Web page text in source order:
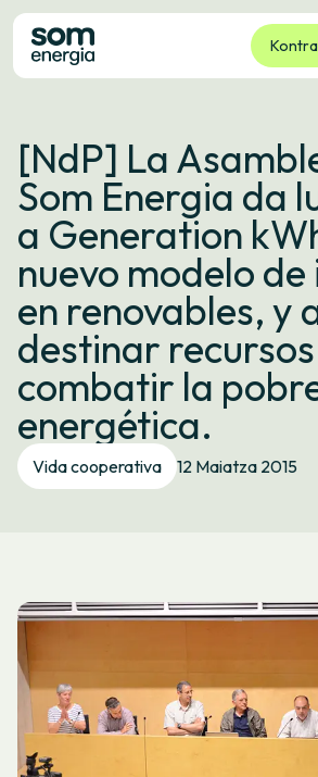
Tarifak
Zerbitzuak
Enpresak
Kooperatiba
Kontaktua
Izapideak
Bulego Birtuala
Hizkuntza: ES CA GL EU
[NdP] La
Som Energia da
a Generation
nuevo modelo de
en renovables, y
destinar
combatir la
energética.
Vida cooperativa 12 Maiatza 2015